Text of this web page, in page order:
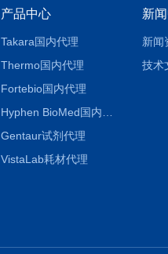
产品中心
Takara国内代理
Thermo国内代理
Fortebio国内代理
Gentaur试剂代理
VistaLab耗材代理
新
新闻
技术